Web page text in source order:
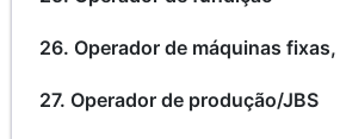
26. Operador de máquinas
27. Operador de produção/JBS